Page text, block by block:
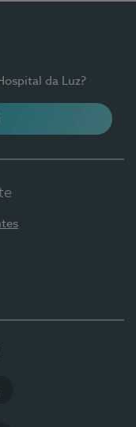
da Luz?